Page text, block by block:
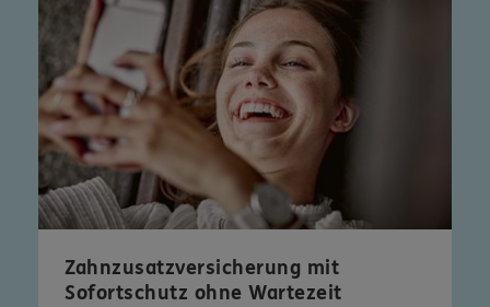
Zahnzusatzversicherung mit
Sofortschutz ohne Wartezeit